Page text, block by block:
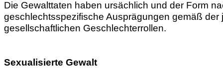
Die Gewalttaten haben ursächlich und der Form
geschlechtsspezifische Ausprägungen gemäß der
gesellschaftlichen Geschlechterrollen.
Sexualisierte Gewalt